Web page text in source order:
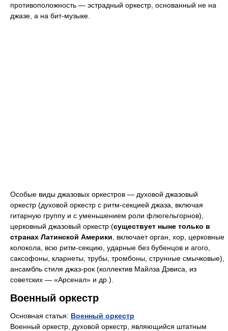
противоположность — эстрадный оркестр, основанный не на
джазе, а на бит-музыке.
Особые виды джазовых оркестров — духовой джазовый
оркестр (духовой оркестр с ритм-секцией джаза, включая
гитарную группу и с уменьшением роли флюгельгорнов),
церковный джазовый оркестр (существует ныне только в
странах Латинской Америки , включает орган, хор, церковные
колокола, всю ритм-секцию, ударные без бубенцов и агого,
саксофоны, кларнеты, трубы, тромбоны, струнные смычковые),
ансамбль стиля джаз-рок (коллектив Майлза Дэвиса, из
советских — «Арсенал» и др.).
Военный оркестр
Основная статья: Военный оркестр
Военный оркестр, духовой оркестр, являющийся штатным